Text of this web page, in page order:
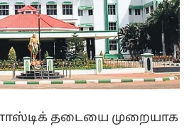
தடையை முறையாக